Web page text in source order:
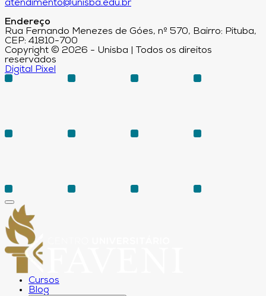
atendimento@unisba.edu.br
Endereço
Rua Fernando Menezes de Góes, nº 570, Bairro: Pituba,
CEP: 41810-700
Copyright © 2026 - Unisba | Todos os direitos
reservados
Digital Pixel
Cursos
Blog